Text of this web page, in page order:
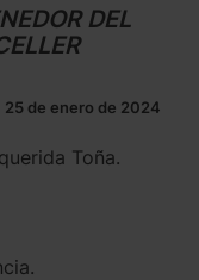
DEL
25 de enero de 2024
Toña.